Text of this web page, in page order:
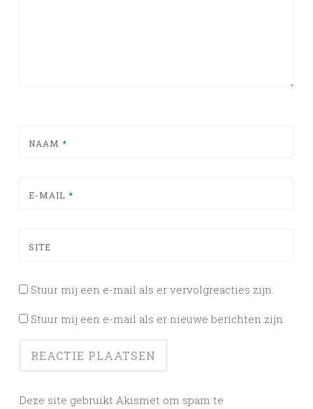
NAAM *
E-MAIL *
SITE
Stuur mij een e-mail als er vervolgreacties zijn.
Stuur mij een e-mail als er nieuwe berichten zijn.
Deze site gebruikt Akismet om spam te